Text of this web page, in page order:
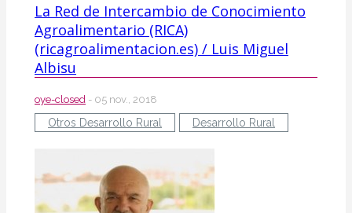
La Red de Intercambio de Conocimiento
Agroalimentario (RICA)
(ricagroalimentacion.es) / Luis Miguel
Albisu
oye-closed - 05 nov., 2018
Otros Desarrollo Rural Desarrollo Rural